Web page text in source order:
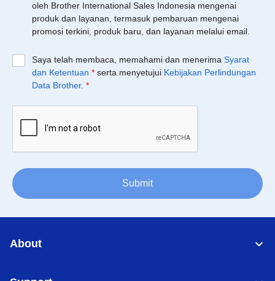
oleh Brother International Sales Indonesia mengenai
produk dan layanan, termasuk pembaruan mengenai
promosi terkini, produk baru, dan layanan melalui email.
Saya telah membaca, memahami dan menerima Syarat
dan Ketentuan * serta menyetujui Kebijakan Perlindungan
Data Brother. *
Submit
About